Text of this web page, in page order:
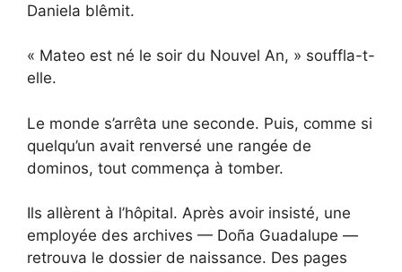
Daniela blêmit.
« Mateo est né le soir du Nouvel An, » souffla-t-
elle.
Le monde s’arrêta une seconde. Puis, comme si
quelqu’un avait renversé une rangée de
dominos, tout commença à tomber.
Ils allèrent à l’hôpital. Après avoir insisté, une
employée des archives — Doña Guadalupe —
retrouva le dossier de naissance. Des pages